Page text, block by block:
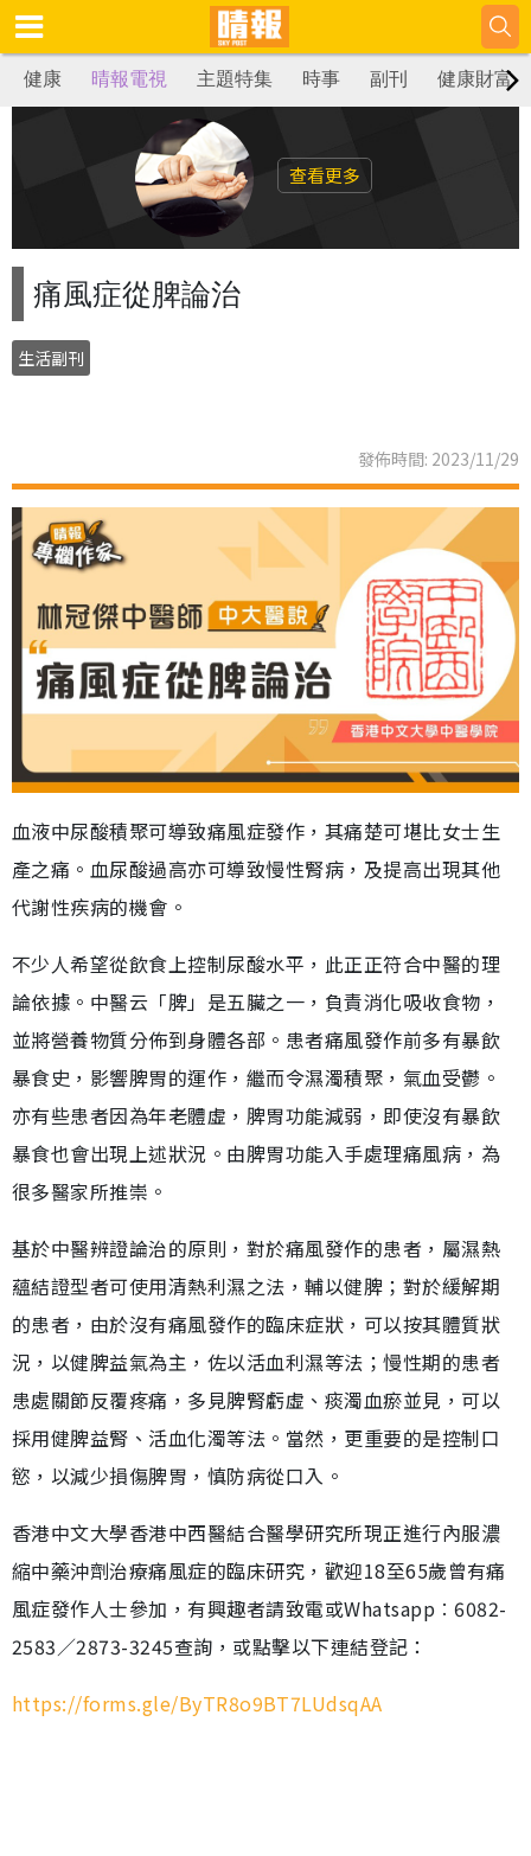
健康 晴報電視 主題特集 時事 副刊 健康財富
查看更多
痛風症從脾論治
生活副刊
發佈時間: 2023/11/29
血液中尿酸積聚可導致痛風症發作，其痛楚可堪比女士生
產之痛。血尿酸過高亦可導致慢性腎病，及提高出現其他
代謝性疾病的機會。
不少人希望從飲食上控制尿酸水平，此正正符合中醫的理
論依據。中醫云「脾」是五臟之一，負責消化吸收食物，
並將營養物質分佈到身體各部。患者痛風發作前多有暴飲
暴食史，影響脾胃的運作，繼而令濕濁積聚，氣血受鬱。
亦有些患者因為年老體虛，脾胃功能減弱，即使沒有暴飲
暴食也會出現上述狀況。由脾胃功能入手處理痛風病，為
很多醫家所推崇。
基於中醫辨證論治的原則，對於痛風發作的患者，屬濕熱
蘊結證型者可使用清熱利濕之法，輔以健脾；對於緩解期
的患者，由於沒有痛風發作的臨床症狀，可以按其體質狀
況，以健脾益氣為主，佐以活血利濕等法；慢性期的患者
患處關節反覆疼痛，多見脾腎虧虛、痰濁血瘀並見，可以
採用健脾益腎、活血化濁等法。當然，更重要的是控制口
慾，以減少損傷脾胃，慎防病從口入。
香港中文大學香港中西醫結合醫學研究所現正進行內服濃
縮中藥沖劑治療痛風症的臨床研究，歡迎18至65歲曾有痛
風症發作人士參加，有興趣者請致電或Whatsapp︰6082-
2583／2873-3245查詢，或點擊以下連結登記：
https://forms.gle/ByTR8o9BT7LUdsqAA